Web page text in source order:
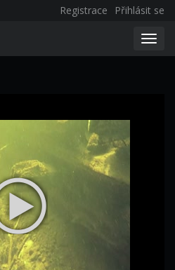
Registrace Přihlásit se